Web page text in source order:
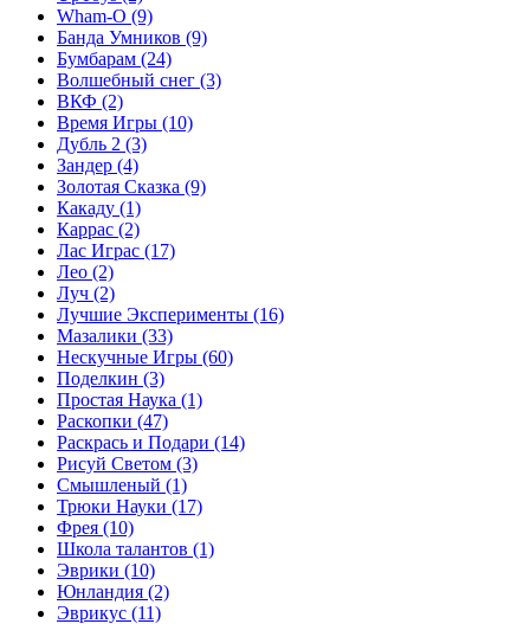
Wham-O (9)
Банда Умников (9)
Бумбарам (24)
Волшебный снег (3)
ВКФ (2)
Время Игры (10)
Дубль 2 (3)
Зандер (4)
Золотая Сказка (9)
Какаду (1)
Каррас (2)
Лас Играс (17)
Лео (2)
Луч (2)
Лучшие Эксперименты (16)
Мазалики (33)
Нескучные Игры (60)
Поделкин (3)
Простая Наука (1)
Раскопки (47)
Раскрась и Подари (14)
Рисуй Светом (3)
Смышленый (1)
Трюки Науки (17)
Фрея (10)
Школа талантов (1)
Эврики (10)
Юнландия (2)
Эврикус (11)